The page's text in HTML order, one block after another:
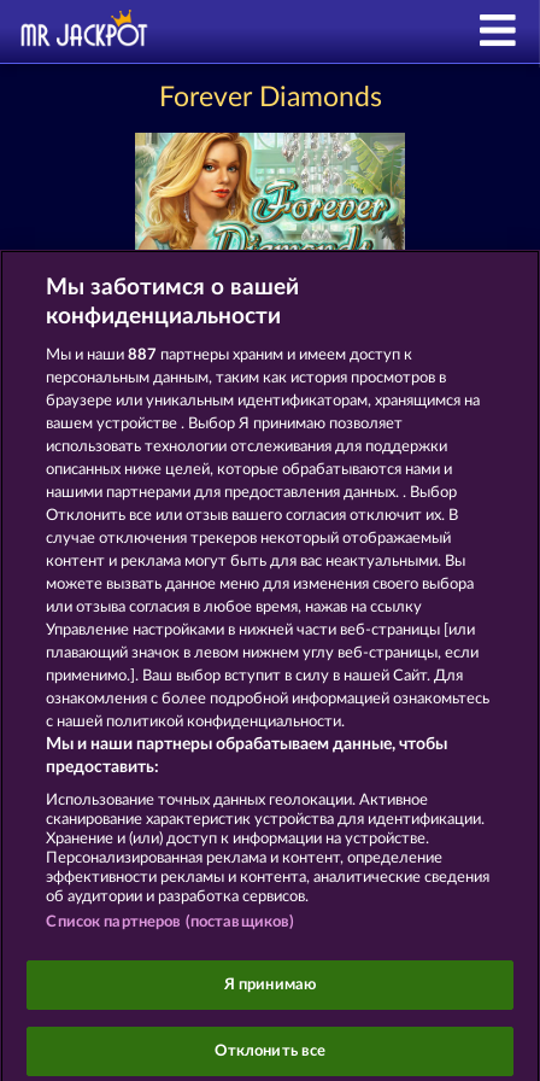
Forever Diamonds
СЛОТЫ КАК FOREVER DIAMONDS
Maaax Diamonds Sticky Diamonds
Правила
Заявление о конфиденциальности и
политике Cookie
О компании
Отправить Запрос об Отказе
Данный портал предназначен исключительно
для развлекательных целей и абсолютно не
реальные деньги.
©2026 Whow Games GmbH
Мы заботимся о вашей
конфиденциальности
Мы и наши887 партнеры храним и имеем доступ к
персональным данным, таким как история просмотров в
браузере или уникальным идентификаторам, хранящимся на
вашем устройстве . Выбор Я принимаю позволяет
использовать технологии отслеживания для поддержки
описанных ниже целей, которые обрабатываются нами и
нашими партнерами для предоставления данных. . Выбор
Отклонить все или отзыв вашего согласия отключит их. В
случае отключения трекеров некоторый отображаемый
контент и реклама могут быть для вас неактуальными. Вы
можете вызвать данное меню для изменения своего выбора
или отзыва согласия в любое время, нажав на ссылку
Управление настройками в нижней части веб-страницы [или
плавающий значок в левом нижнем углу веб-страницы, если
применимо.]. Ваш выбор вступит в силу в нашей Сайт. Для
ознакомления с более подробной информацией ознакомьтесь
с нашей политикой конфиденциальности.
Мы и наши партнеры обрабатываем данные, чтобы
предоставить:
Использование точных данных геолокации. Активное
сканирование характеристик устройства для идентификации.
Хранение и (или) доступ к информации на устройстве.
Персонализированная реклама и контент, определение
эффективности рекламы и контента, аналитические сведения
об аудитории и разработка сервисов.
Список партнеров (поставщиков)
Я принимаю
Отклонить все